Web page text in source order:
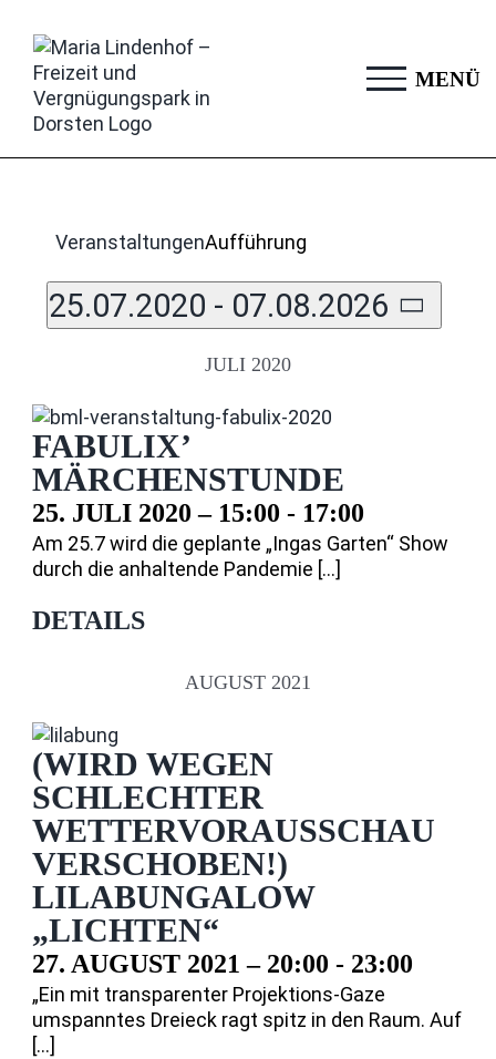
Inhalt
springen
VeranstaltungenAufführung
Ansichten-
Navigation
Veranstaltung
Ansichten-
Navigation
25.07.2020 - 07.08.2026
JULI 2020
FABULIX’
MÄRCHENSTUNDE
25. JULI 2020 – 15:00 - 17:00
Am 25.7 wird die geplante „Ingas Garten“ Show
durch die anhaltende Pandemie [...]
DETAILS
AUGUST 2021
(WIRD WEGEN
SCHLECHTER
WETTERVORAUSSCHAU
VERSCHOBEN!)
LILABUNGALOW
„LICHTEN“
27. AUGUST 2021 – 20:00 - 23:00
„Ein mit transparenter Projektions-Gaze
umspanntes Dreieck ragt spitz in den Raum. Auf
[...]